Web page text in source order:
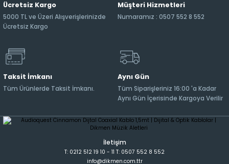
Ücretsiz Kargo
5000 TL ve Üzeri Alışverişlerinizde
Ücretsiz Kargo
Müşteri Hizmetleri
Numaramız : 0507 552 8 552
Taksit İmkanı
Tüm Ürünlerde Taksit İmkanı.
Aynı Gün
Tüm Siparişleriniz 16:00 'a Kadar
Aynı Gün İçerisinde Kargoya Verilir
İletişim
T: 0212 512 19 10 - 11 T: 0507 552 8 552
info@dikmen.com.ttr